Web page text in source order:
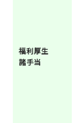
福利厚生
諸手当